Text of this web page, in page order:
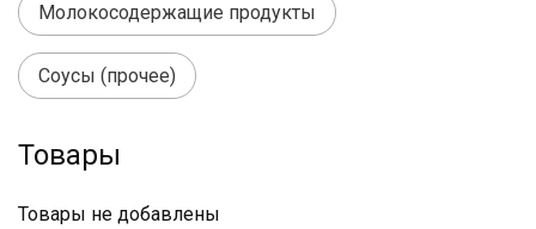
Молокосодержащие продукты
Соусы (прочее)
Товары
Товары не добавлены